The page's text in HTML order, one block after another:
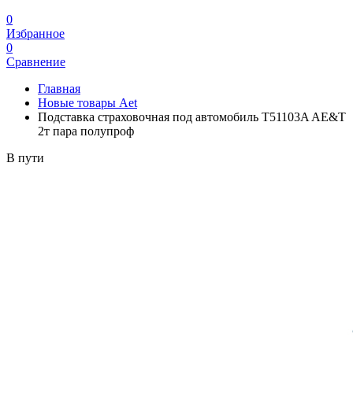
0
Избранное
0
Сравнение
Главная
Новые товары Aet
Подставка страховочная под автомобиль T51103A AE&T
2т пара полупроф
В пути